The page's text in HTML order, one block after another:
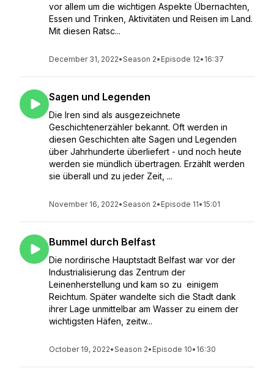
vor allem um die wichtigen Aspekte Übernachten,
Essen und Trinken, Aktivitäten und Reisen im Land.
Mit diesen Ratsc...
December 31, 2022•Season 2• Episode 12• 16:37
Sagen und Legenden
Die Iren sind als ausgezeichnete
Geschichtenerzähler bekannt. Oft werden in
diesen Geschichten alte Sagen und Legenden
über Jahrhunderte überliefert - und noch heute
werden sie mündlich übertragen. Erzählt werden
sie überall und zu jeder Zeit, ...
November 16, 2022•Season 2• Episode 11• 15:01
Bummel durch Belfast
Die nordirische Hauptstadt Belfast war vor der
Industrialisierung das Zentrum der
Leinenherstellung und kam so zu einigem
Reichtum. Später wandelte sich die Stadt dank
ihrer Lage unmittelbar am Wasser zu einem der
wichtigsten Häfen, zeitw...
October 19, 2022•Season 2• Episode 10• 16:30